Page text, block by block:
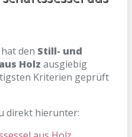
hat den Still- und
Holz ausgiebig
Kriterien geprüft
direkt hierunter: